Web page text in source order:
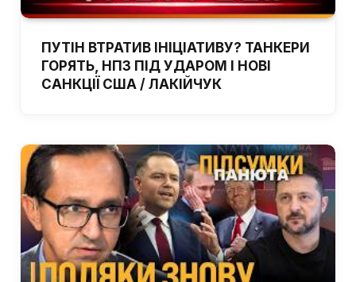
ПУТІН ВТРАТИВ ІНІЦІАТИВУ? ТАНКЕРИ
ГОРЯТЬ, НПЗ ПІД УДАРОМ І НОВІ
САНКЦІЇ США / ЛАКІЙЧУК